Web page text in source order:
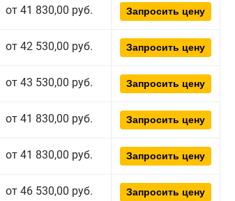
от 41 830,00 руб. Запросить цену
от 42 530,00 руб. Запросить цену
от 43 530,00 руб. Запросить цену
от 41 830,00 руб. Запросить цену
от 41 830,00 руб. Запросить цену
от 46 530,00 руб. Запросить цену